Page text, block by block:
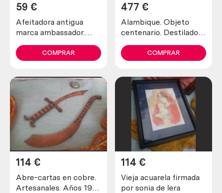
Afeitadora antigua
marca ambassador.
colección
59 €
COMPRAR
Alambique. Objeto
centenario. Destilador
cobre. 80 litros.
477 €
COMPRAR
Abre-cartas en cobre.
Artesanales. Años 1900
114 €
Vieja acuarela firmada
por sonia de lera
114 €